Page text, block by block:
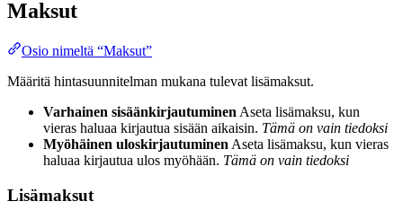
Maksut
Osio nimeltä “Maksut”
Määritä hintasuunnitelman mukana tulevat lisämaksut.
Varhainen sisäänkirjautuminen Aseta lisämaksu, kun
vieras haluaa kirjautua sisään aikaisin. Tämä on vain tiedoksi
Myöhäinen uloskirjautuminen Aseta lisämaksu, kun vieras
haluaa kirjautua ulos myöhään. Tämä on vain tiedoksi
Lisämaksut